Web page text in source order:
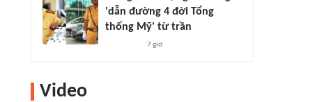
'dẫn đường 4 đời Tổng
thống Mỹ' từ trần
7 giờ
Video